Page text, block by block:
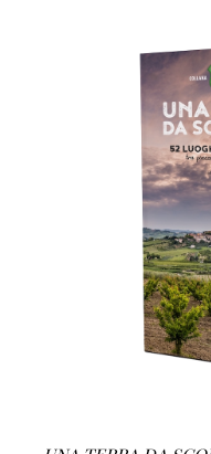
AGGIUNGI AL